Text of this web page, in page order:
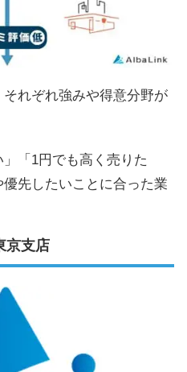
れぞれ強みや得意分野が
」「1円でも高く売りた
先したいことに合った業
京支店